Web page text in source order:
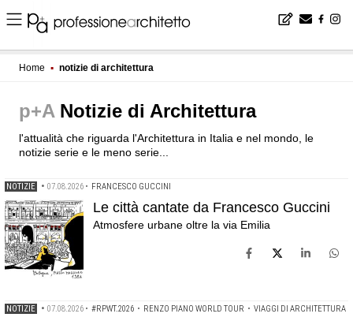
Home ▪ notizie di architettura
p+A Notizie di Architettura
l'attualità che riguarda l'Architettura in Italia e nel mondo, le
notizie serie e le meno serie...
NOTIZIE • 07.08.2026 • FRANCESCO GUCCINI
Le città cantate da Francesco Guccini
Atmosfere urbane oltre la via Emilia
NOTIZIE • 07.08.2026 • #RPWT.2026 • RENZO PIANO WORLD TOUR • VIAGGI DI ARCHITETTURA